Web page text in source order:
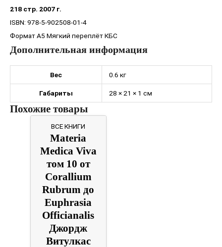
218 стр. 2007 г.
ISBN: 978-5-902508-01-4
Формат А5 Мягкий переплёт КБС
Дополнительная информация
Вес 0.6 кг
Габариты 28 × 21 × 1 см
Похожие товары
ВСЕ КНИГИ
Materia
Medica Viva
том 10 от
Corallium
Rubrum до
Euphrasia
Officianalis
Джордж
Витулкас